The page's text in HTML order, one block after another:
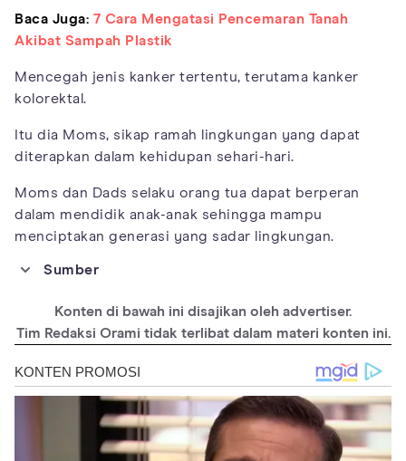
Baca Juga: 7 Cara Mengatasi Pencemaran Tanah
Akibat Sampah Plastik
Mencegah jenis kanker tertentu, terutama kanker
kolorektal.
Itu dia Moms, sikap ramah lingkungan yang dapat
diterapkan dalam kehidupan sehari-hari.
Moms dan Dads selaku orang tua dapat berperan
dalam mendidik anak-anak sehingga mampu
menciptakan generasi yang sadar lingkungan.
Sumber
https://www.conserve-energy-future.com/15-easy-ways-to-
become-environmentally-friendly.php
Konten di bawah ini disajikan oleh advertiser.
Tim Redaksi Orami tidak terlibat dalam materi konten ini.